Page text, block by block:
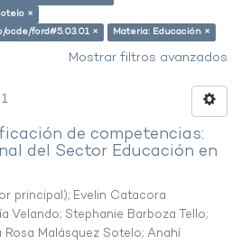
×
ford#5.03.01 ×
Materia: Educación ×
Mostrar filtros avanzados
de competencias:
del Sector Educación en
principal); Evelin Catacora
Velando; Stephanie Barboza Tello;
Rosa Malásquez Sotelo; Anahí